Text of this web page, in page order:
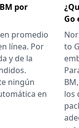
por
promedio
línea. Por
y de la
ningún
en
Go
to
los